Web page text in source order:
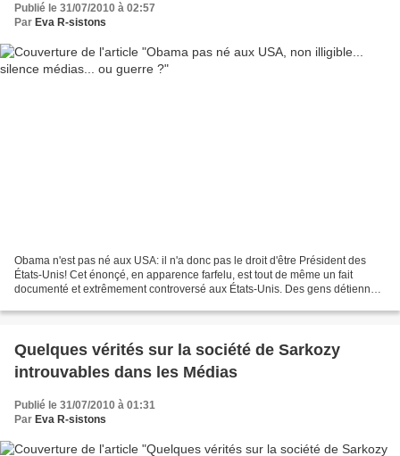
Publié le 31/07/2010 à 02:57
Par Eva R-sistons
Obama n'est pas né aux USA: il n'a donc pas le droit d'être Président des
États-Unis! Cet énonçé, en apparence farfelu, est tout de même un fait
documenté et extrêmement controversé aux États-Unis. Des gens détiennent
Quelques vérités sur la société de Sarkozy
introuvables dans les Médias
Publié le 31/07/2010 à 01:31
Par Eva R-sistons